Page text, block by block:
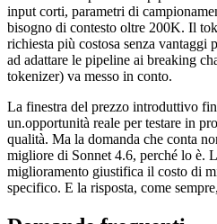
input corti, parametri di
bisogno di contesto oltre 200K. Il
richiesta più costosa senza vantaggi
ad adattare le pipeline ai breaking
tokenizer) va messo in conto.
La finestra del prezzo introduttivo
un.opportunità reale per testare in
qualità. Ma la domanda che conta
migliore di Sonnet 4.6, perché lo è.
miglioramento giustifica il costo di
specifico. E la risposta, come